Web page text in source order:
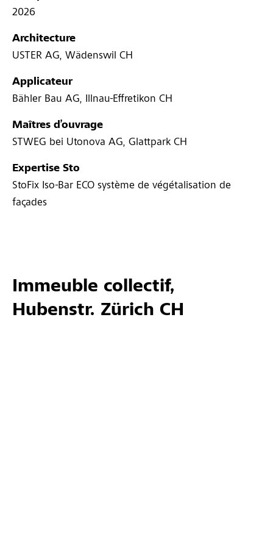
2026
Architecture
USTER AG, Wädenswil CH
Applicateur
Bähler Bau AG, Illnau-Effretikon CH
Maîtres d’ouvrage
STWEG bei Utonova AG, Glattpark CH
Expertise Sto
StoFix Iso-Bar ECO système de végétalisation de
façades
Immeuble collectif,
Hubenstr. Zürich CH